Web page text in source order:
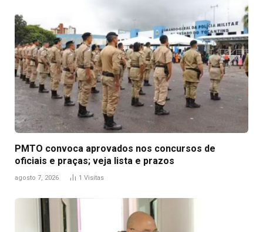
PMTO convoca aprovados nos concursos de
oficiais e praças; veja lista e prazos
agosto 7, 2026 1 Visitas